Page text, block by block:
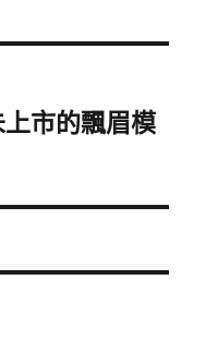
市的飄眉模